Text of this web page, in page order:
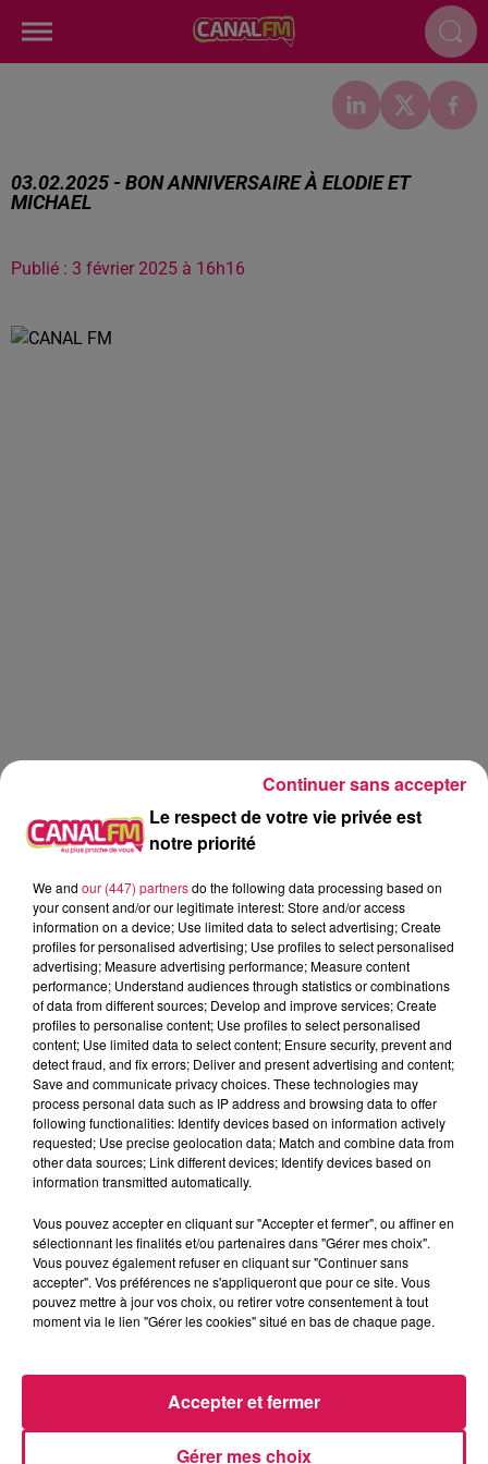
03.02.2025 - BON ANNIVERSAIRE À ELODIE ET
MICHAEL
Publié : 3 février 2025 à 16h16
Réveil Canal FM
Angy Mayeux
Le Réveil de Canal FM
0:00 3 min 39 sec
3 février 2025 - 3 min 39 sec
03.02.2025 - BON ANNIVERSAIRE À ELODIE ET
Revivez les meilleurs moments du Réveil de Canal FM
Le respect de votre vie privée est
notre priorité
We and our (447) partnersdo the following data processing based on
your consent and/or our legitimate interest: Store and/or access
information on a device; Use limited data to select advertising; Create
profiles for personalised advertising; Use profiles to select personalised
advertising; Measure advertising performance; Measure content
performance; Understand audiences through statistics or combinations
of data from different sources; Develop and improve services; Create
profiles to personalise content; Use profiles to select personalised
content; Use limited data to select content; Ensure security, prevent and
detect fraud, and fix errors; Deliver and present advertising and content;
Save and communicate privacy choices. These technologies may
process personal data such as IP address and browsing data to offer
following functionalities: Identify devices based on information actively
requested; Use precise geolocation data; Match and combine data from
other data sources; Link different devices; Identify devices based on
information transmitted automatically.
Vous pouvez accepter en cliquant sur "Accepter et fermer", ou affiner en
sélectionnant les finalités et/ou partenaires dans "Gérer mes choix".
Vous pouvez également refuser en cliquant sur "Continuer sans
accepter". Vos préférences ne s'appliqueront que pour ce site. Vous
pouvez mettre à jour vos choix, ou retirer votre consentement à tout
moment via le lien "Gérer les cookies" situé en bas de chaque page.
Gérer mes choix
Accepter et fermer
Continuer sans accepter